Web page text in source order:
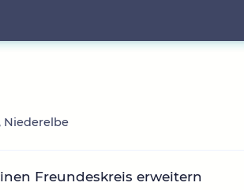
Niederelbe
Freundeskreis erweitern